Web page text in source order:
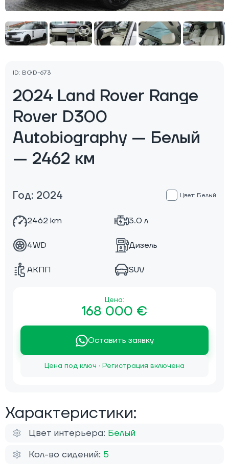
ID: BGD-673
2024 Land Rover Range
Rover D300
Autobiography — Белый
— 2462 км
Год: 2024 Цвет: Белый
2462 km 3.0 л
4WD Дизель
АКПП SUV
Цена:
168 000 €
Оставить заявку
Цена под ключ · Регистрация включена
Характеристики:
Цвет интерьера: Белый
Кол-во сидений: 5